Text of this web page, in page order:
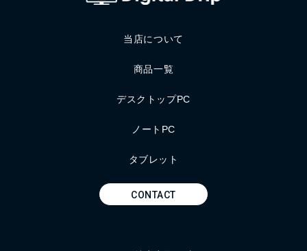
当店について
商品一覧
デスクトップPC
ノートPC
タブレット
CONTACT